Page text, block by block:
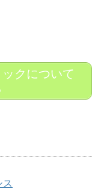
クについて